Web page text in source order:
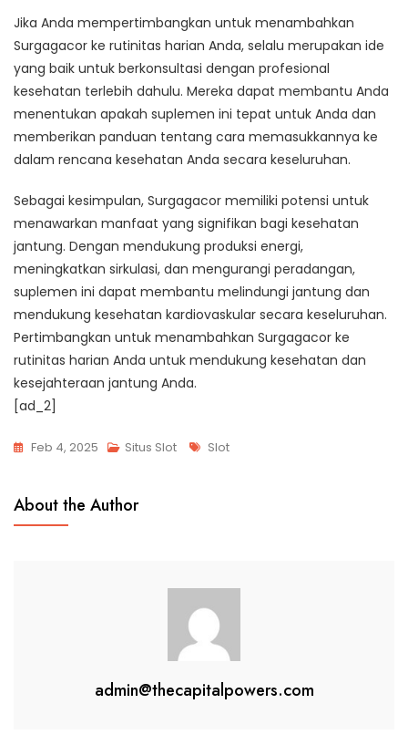
Jika Anda mempertimbangkan untuk menambahkan
Surgagacor ke rutinitas harian Anda, selalu merupakan ide
yang baik untuk berkonsultasi dengan profesional
kesehatan terlebih dahulu. Mereka dapat membantu Anda
menentukan apakah suplemen ini tepat untuk Anda dan
memberikan panduan tentang cara memasukkannya ke
dalam rencana kesehatan Anda secara keseluruhan.
Sebagai kesimpulan, Surgagacor memiliki potensi untuk
menawarkan manfaat yang signifikan bagi kesehatan
jantung. Dengan mendukung produksi energi,
meningkatkan sirkulasi, dan mengurangi peradangan,
suplemen ini dapat membantu melindungi jantung dan
mendukung kesehatan kardiovaskular secara keseluruhan.
Pertimbangkan untuk menambahkan Surgagacor ke
rutinitas harian Anda untuk mendukung kesehatan dan
kesejahteraan jantung Anda.
[ad_2]
Feb 4, 2025 Situs Slot Tags
Slot
About the Author
admin@thecapitalpowers.com